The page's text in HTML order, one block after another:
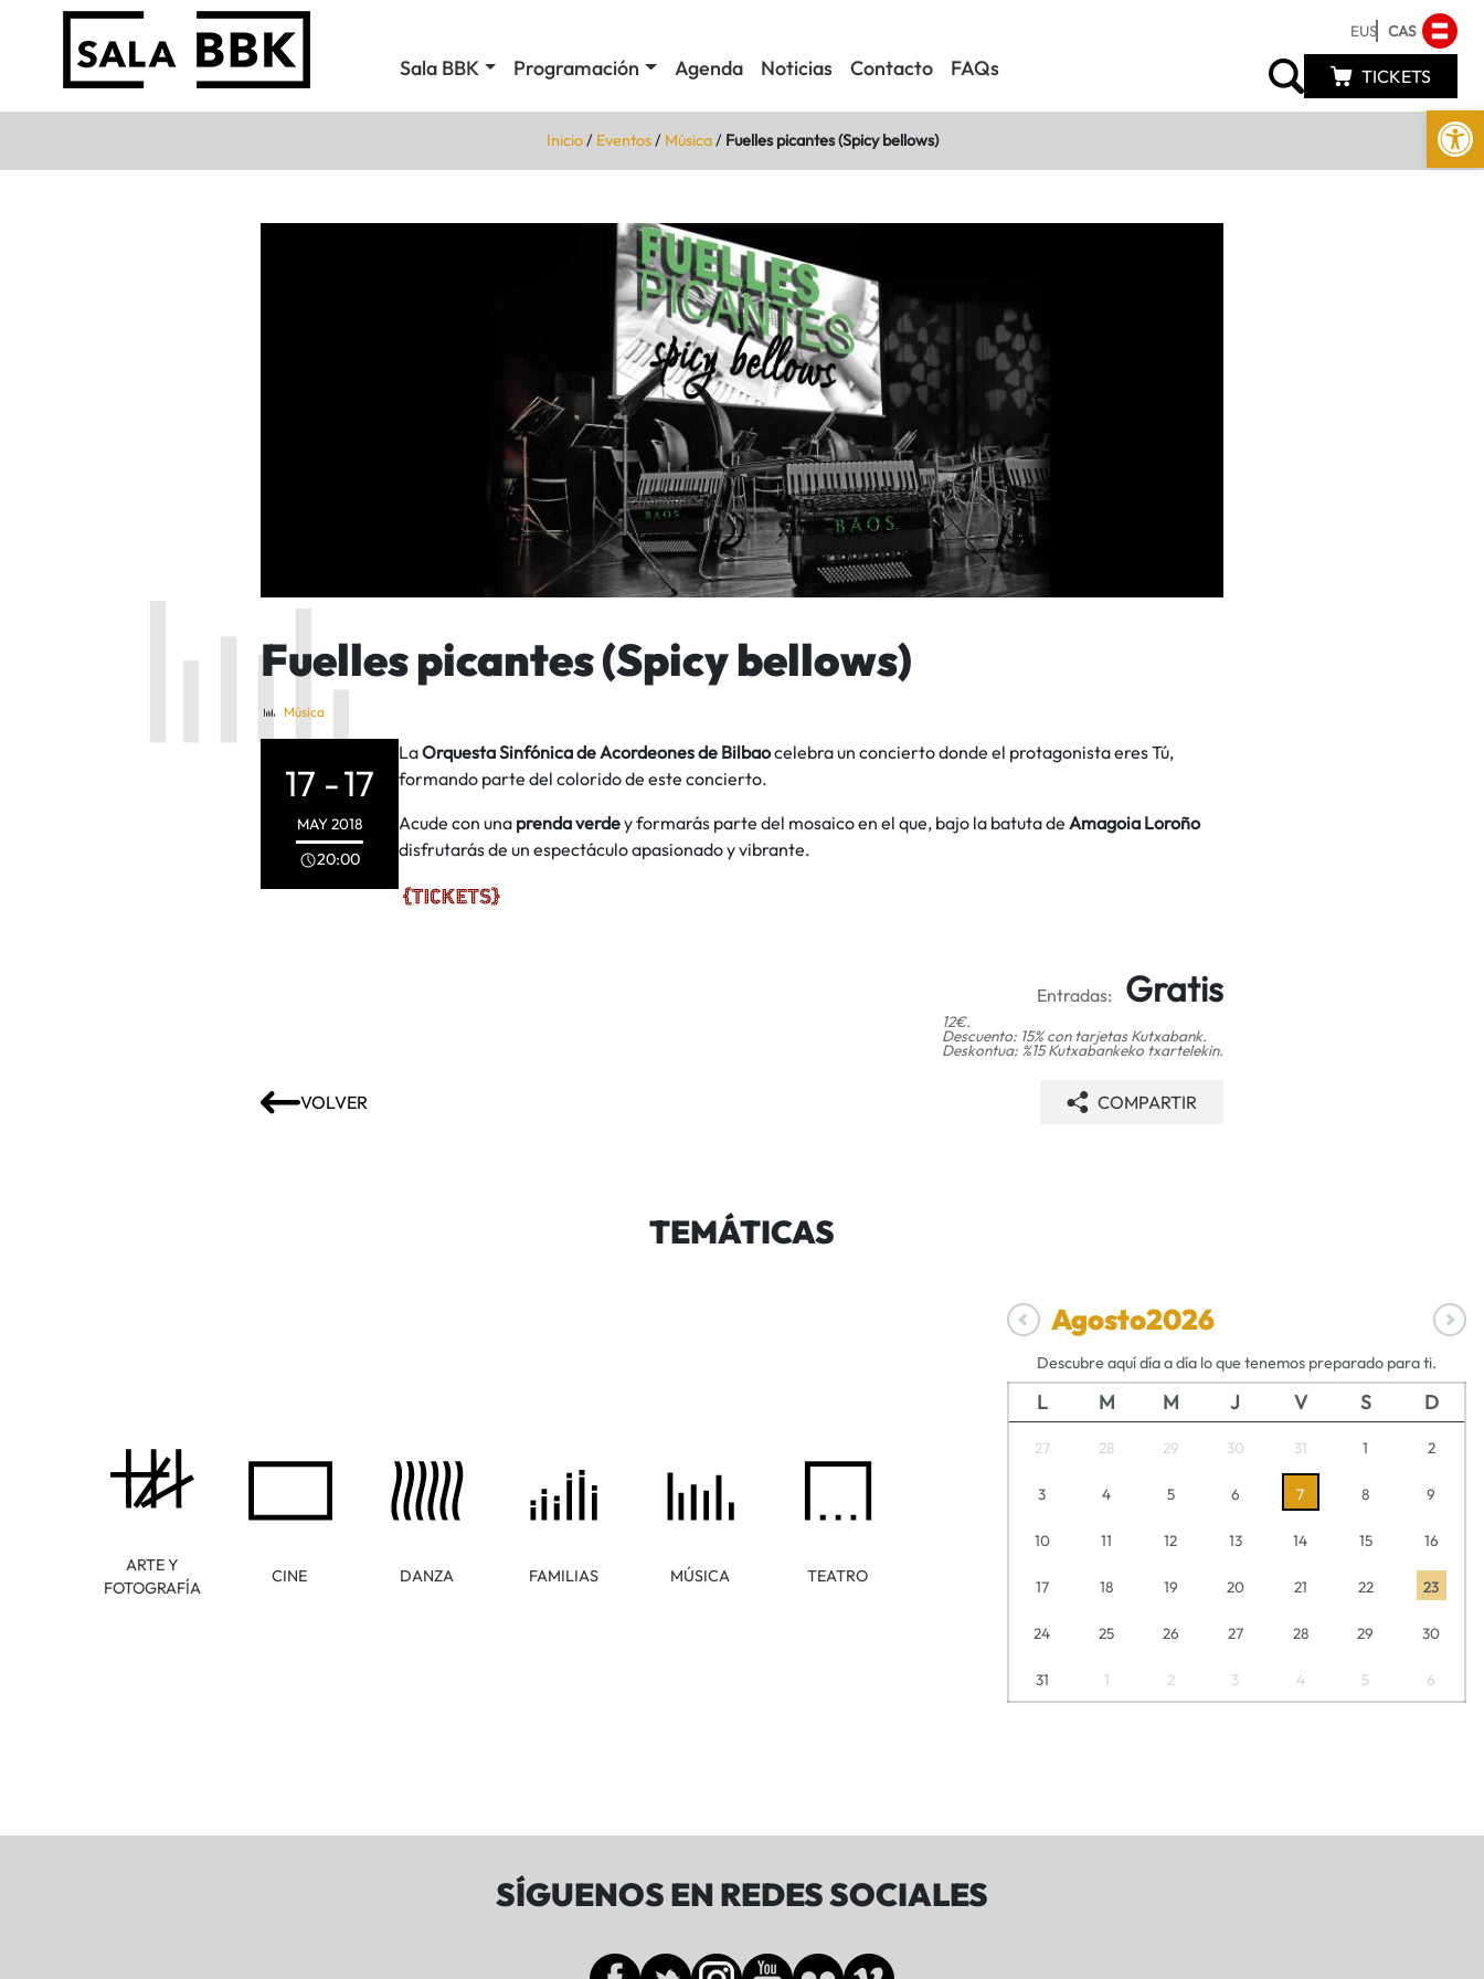
Abrir
Sala BBK Programación Agenda Noticias Contacto FAQs
EUS CAS
TICKETS
Inicio/ Eventos/ Música/ Fuelles picantes (Spicy bellows)
Fuelles picantes (Spicy bellows)
Música
17 -17
MAY2018
20:00
LaOrquesta Sinfónica de Acordeones de Bilbaocelebra un concierto donde el protagonista eres Tú,
formando parte del colorido de este concierto.
Acude con una prenda verdey formarás parte del mosaico en el que, bajo la batuta de Amagoia Loroño
disfrutarás de un espectáculo apasionado y vibrante.
Entradas: Gratis
12€.
Descuento: 15% con tarjetas Kutxabank.
Deskontua: %15 Kutxabankeko txartelekin.
VOLVER COMPARTIR
TEMÁTICAS
ARTE Y
FOTOGRAFÍA
CINE DANZA FAMILIAS MÚSICA TEATRO
Agosto2026
Descubre aquí día a día lo que tenemos preparado para ti.
L M M J V S D
27 28 29 30 31 1 2
3 4 5 6 7 8 9
10 11 12 13 14 15 16
17 18 19 20 21 22 23
24 25 26 27 28 29 30
31 1 2 3 4 5 6
SÍGUENOS EN REDES SOCIALES